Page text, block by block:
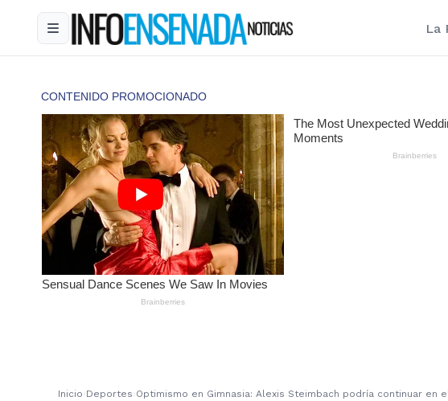
La
Inicio ›Deportes ›Optimismo en Gimnasia: Alexis Steimbach podría continuar en